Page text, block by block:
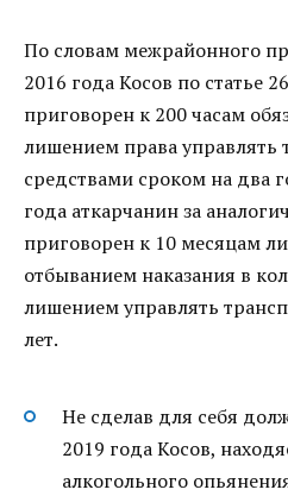
По словам межрайонного
2016 года Косов по статье
приговорен к 200 часам
лишением права
средствами сроком на два
года аткарчанин за
приговорен к 10 месяцам
отбыванием наказания в
лишением управлять
лет.
Не сделав для себя
2019 года Косов,
алкогольного